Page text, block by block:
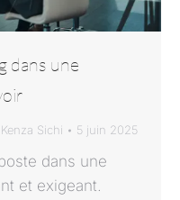
dans une
Kenza Sichi 5 juin 2025
dans une
et exigeant.